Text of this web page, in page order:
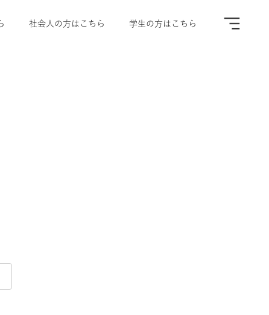
社会人の方はこちら 学生の方はこちら